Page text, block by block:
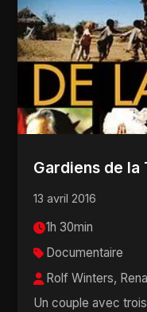
Gardiens de la
13 avril 2016
1h 30min
Documentaire
Rolf Winters,
Un couple avec